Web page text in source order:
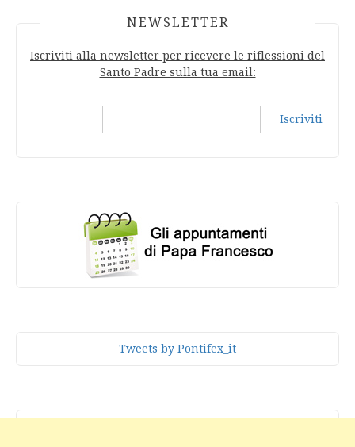
NEWSLETTER
Iscriviti alla newsletter per ricevere le riflessioni del
Santo Padre sulla tua email:
Iscriviti
Tweets by Pontifex_it